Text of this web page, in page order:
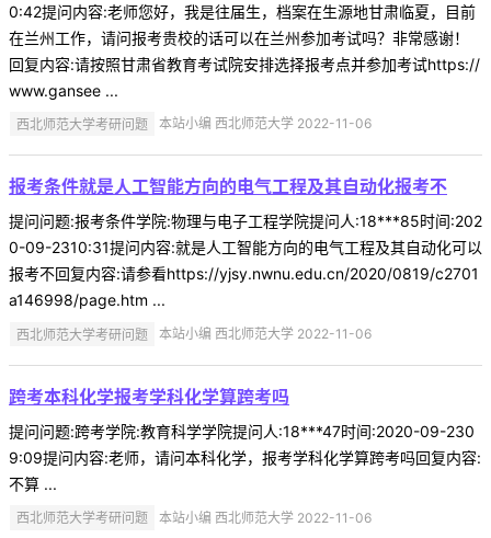
0:42提问内容:老师您好，我是往届生，档案在生源地甘肃临夏，目前
在兰州工作，请问报考贵校的话可以在兰州参加考试吗？非常感谢！
回复内容:请按照甘肃省教育考试院安排选择报考点并参加考试https://
www.gansee ...
西北师范大学考研问题 本站小编 西北师范大学 2022-11-06
报考条件就是人工智能方向的电气工程及其自动化报考不
提问问题:报考条件学院:物理与电子工程学院提问人:18***85时间:202
0-09-2310:31提问内容:就是人工智能方向的电气工程及其自动化可以
报考不回复内容:请参看https://yjsy.nwnu.edu.cn/2020/0819/c2701
a146998/page.htm ...
西北师范大学考研问题 本站小编 西北师范大学 2022-11-06
跨考本科化学报考学科化学算跨考吗
提问问题:跨考学院:教育科学学院提问人:18***47时间:2020-09-230
9:09提问内容:老师，请问本科化学，报考学科化学算跨考吗回复内容:
不算 ...
西北师范大学考研问题 本站小编 西北师范大学 2022-11-06